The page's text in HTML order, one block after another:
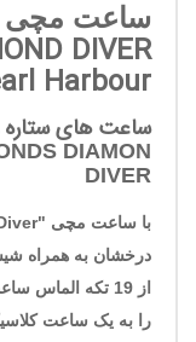
ساعت مچی
DIVER
Harbour
ساعت های
DIAMON
DIVER
با ساعت مچی "
درخشان به همراه
از 19 تکه الماس ساعت های
را به یک ساعت